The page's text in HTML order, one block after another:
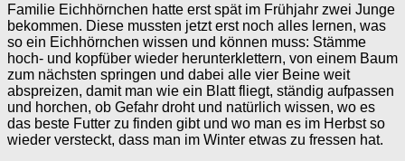
Familie Eichhörnchen hatte erst spät im Frühjahr zwei Junge
bekommen. Diese mussten jetzt erst noch alles lernen, was
so ein Eichhörnchen wissen und können muss: Stämme
hoch- und kopfüber wieder herunterklettern, von einem Baum
zum nächsten springen und dabei alle vier Beine weit
abspreizen, damit man wie ein Blatt fliegt, ständig aufpassen
und horchen, ob Gefahr droht und natürlich wissen, wo es
das beste Futter zu finden gibt und wo man es im Herbst so
wieder versteckt, dass man im Winter etwas zu fressen hat.